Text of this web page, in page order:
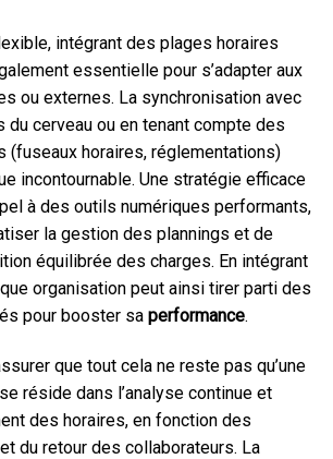
intégrant des plages horaires
essentielle pour s’adapter aux
ou externes. La synchronisation avec
du cerveau ou en tenant compte des
(fuseaux horaires, réglementations)
incontournable. Une stratégie efficace
à des outils numériques performants,
la gestion des plannings et de
équilibrée des charges. En intégrant
organisation peut ainsi tirer parti des
pour booster sa performance.
que tout cela ne reste pas qu’une
réside dans l’analyse continue et
des horaires, en fonction des
du retour des collaborateurs. La